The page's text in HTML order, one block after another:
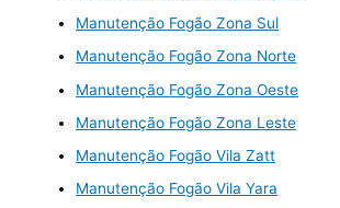
Manutenção Fogão Zona Sul
Manutenção Fogão Zona Norte
Manutenção Fogão Zona Oeste
Manutenção Fogão Zona Leste
Manutenção Fogão Vila Zatt
Manutenção Fogão Vila Yara